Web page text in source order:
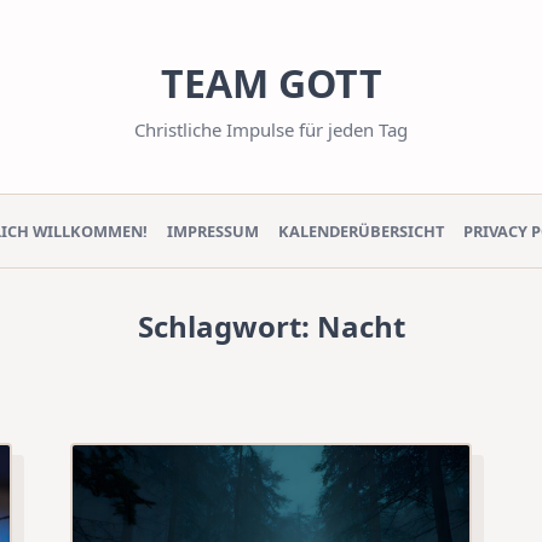
TEAM GOTT
Christliche Impulse für jeden Tag
WILLKOMMEN! IMPRESSUM KALENDERÜBERSICHT PRIVACY
Schlagwort: Nacht